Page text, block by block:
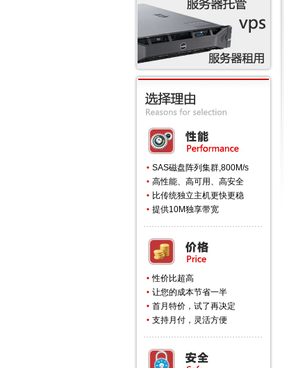
SAS磁盘阵列集群,800M/s
高性能、高可用、高安全
比传统独立主机更快更稳
提供10M独享带宽
性价比超高
让您的成本节省一半
首月特价，试了再决定
支持月付，灵活方便